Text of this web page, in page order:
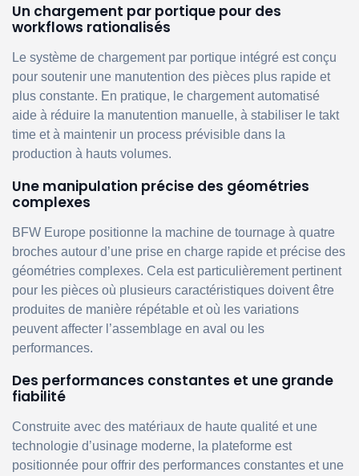
Un chargement par portique pour des
workflows rationalisés
Le système de chargement par portique intégré est conçu
pour soutenir une manutention des pièces plus rapide et
plus constante. En pratique, le chargement automatisé
aide à réduire la manutention manuelle, à stabiliser le takt
time et à maintenir un process prévisible dans la
production à hauts volumes.
Une manipulation précise des géométries
complexes
BFW Europe positionne la machine de tournage à quatre
broches autour d’une prise en charge rapide et précise des
géométries complexes. Cela est particulièrement pertinent
pour les pièces où plusieurs caractéristiques doivent être
produites de manière répétable et où les variations
peuvent affecter l’assemblage en aval ou les
performances.
Des performances constantes et une grande
fiabilité
Construite avec des matériaux de haute qualité et une
technologie d’usinage moderne, la plateforme est
positionnée pour offrir des performances constantes et une